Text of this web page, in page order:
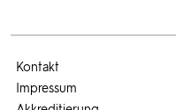
Kontakt
Impressum